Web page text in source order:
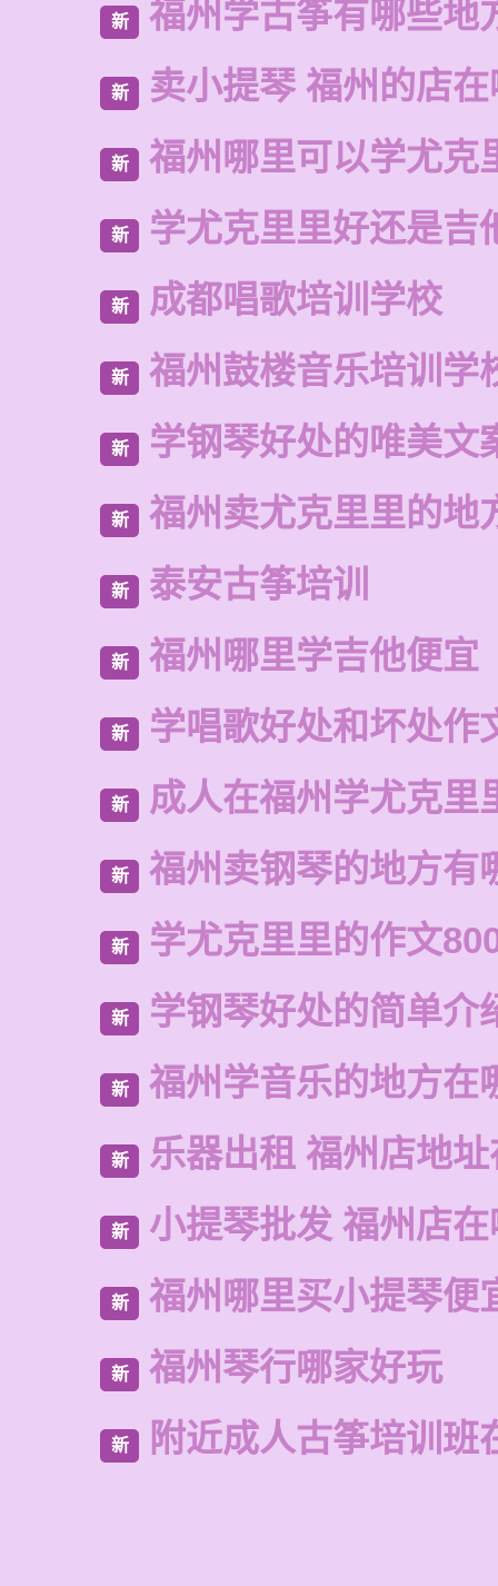
新 福州学古筝有哪些地
新 卖小提琴 福州的店
新 福州哪里可以学尤克
新 学尤克里里好还是吉
新 成都唱歌培训学校
新 福州鼓楼音乐培训学
新 学钢琴好处的唯美文
新 福州卖尤克里里的地
新 泰安古筝培训
新 福州哪里学吉他便宜
新 学唱歌好处和坏处作
新 成人在福州学尤克里
新 福州卖钢琴的地方有
新 学尤克里里的作文
新 学钢琴好处的简单介
新 福州学音乐的地方在
新 乐器出租 福州店地
新 小提琴批发 福州店
新 福州哪里买小提琴便
新 福州琴行哪家好玩
新 附近成人古筝培训班